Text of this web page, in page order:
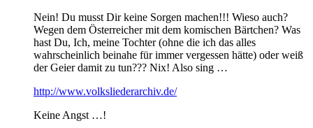
Nein! Du musst Dir keine Sorgen machen!!! Wieso auch?
Wegen dem Österreicher mit dem komischen Bärtchen? Was
hast Du, Ich, meine Tochter (ohne die ich das alles
wahrscheinlich beinahe für immer vergessen hätte) oder weiß
der Geier damit zu tun??? Nix! Also sing …
http://www.volksliederarchiv.de/
Keine Angst …!